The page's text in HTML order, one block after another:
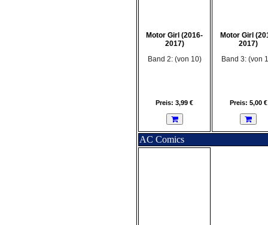
Motor Girl (2016-
2017)
Band 2: (von 10)
Preis: 3,99 €
Motor Girl
2017)
Band 3: (von
Preis: 5,00 €
AC Comics